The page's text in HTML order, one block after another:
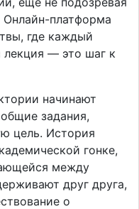
Онлайн-платформа
где каждый
лекция — это шаг к
начинают
задания,
цель. История
гонке,
между
друг друга,
о